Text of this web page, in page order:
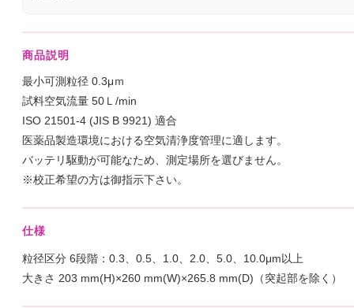
商品説明
最小可測粒径 0.3μｍ
試料空気流量 50Ｌ/min
ISO 21501-4 (JIS B 9921) 適合
医薬品製造環境における空気清浄度管理に適します。
バッテリ駆動が可能なため、測定場所を選びません。
※校正希望の方は御指示下さい。
仕様
粒径区分 6段階：0.3、0.5、1.0、2.0、5.0、10.0μm以上
大きさ 203 mm(H)×260 mm(W)×265.8 mm(D)（突起部を除く）